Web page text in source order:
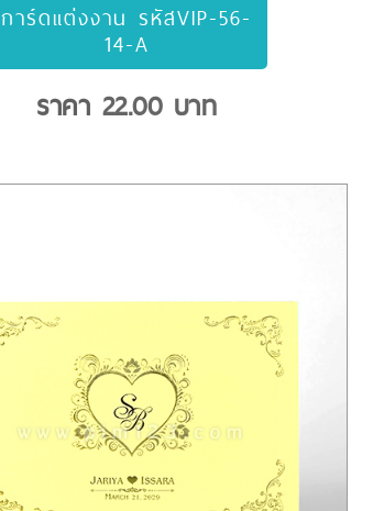
การ์ดแต่งงาน รหัสVIP-56-
14-A
ราคา 22.00 บาท